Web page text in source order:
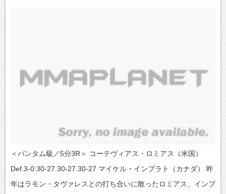
＜バンタム級／5分3R＞ コーテヴィアス・ロミアス（米国）
Def.3-0:30-27.30-27.30-27 マイケル・インプラト（カナダ） 昨
年はラモン・タヴァレスとの打ち合いに散ったロミアス、インプ